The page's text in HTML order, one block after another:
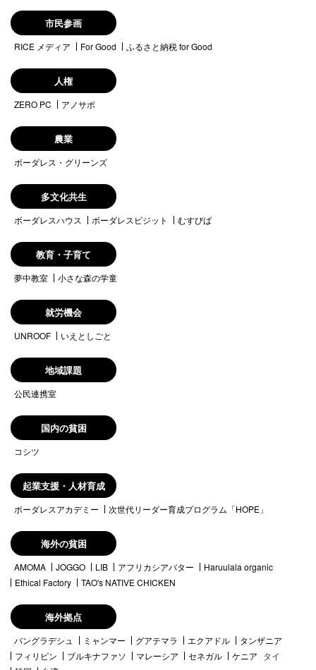
市民参画
RICE メディア For Good ふるさと納税 for Good
人権
ZERO PC アノサポ
農業
ボーダレス・グリーンズ
多文化共生
ボーダレスハウス ボーダレスビジット むすびば
教育・子育て
夢中教室 小さな森の学童
就労機会
UNROOF いえとしごと
地域課題
公民連携室
国内の貧困
コシツ
起業支援・人材育成
ボーダレスアカデミー 次世代リーダー育成プログラム「HOPE」
海外の貧困
AMOMA JOGGO LIB アフリカシアバター
Haruulala organic
Ethical Factory
TAO's NATIVE CHICKEN
海外拠点
バングラデシュ ミャンマー グアテマラ エクアドル
タンザニア
フィリピン
ブルキナファソ マレーシア セネガル ケニア タイ